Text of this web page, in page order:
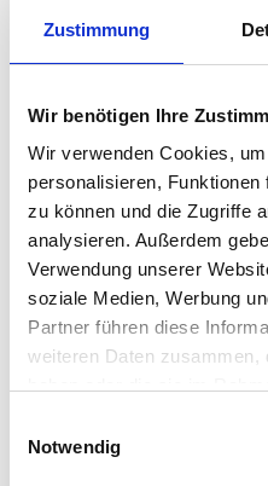
Zustimmung
Wir benötigen Ihre
Wir verwenden Cookies,
personalisieren,
zu können und die Zugriffe
analysieren. Außerdem
Verwendung unserer
soziale Medien, Werbung
Partner führen diese
weiteren Daten zusammen,
Notwendig
Produkten vorziehen.
das heißt, dass der Lack auch
Sommer gewährleistet bleiben.